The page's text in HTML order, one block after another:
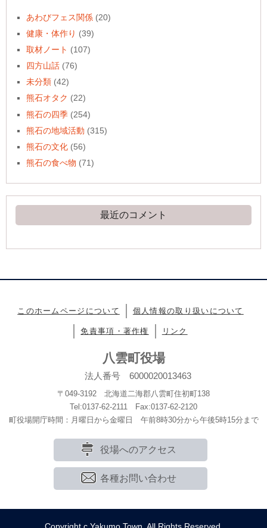
あわびフェス関係 (20)
健康・体作り (39)
取材ノート (107)
四方山話 (76)
未分類 (42)
熊石オタク (22)
熊石の四季 (254)
熊石の地域活動 (315)
熊石の文化 (56)
熊石の食べ物 (71)
最近のコメント
このホームページについて 個人情報の取り扱いについて
免責事項・著作権 リンク
八雲町役場
法人番号 6000020013463
〒049-3192 北海道二海郡八雲町住初町138
Tel:0137-62-2111 Fax:0137-62-2120
町役場開庁時間：月曜日から金曜日 午前8時30分から午後5時15分まで
役場へのアクセス
各種お問い合わせ